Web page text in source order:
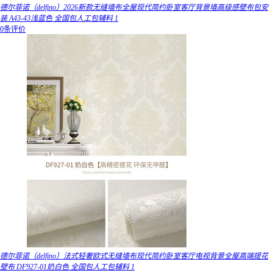
德尔菲诺（delfino）2026新款无缝墙布全屋现代简约卧室客厅背景墙高级感壁布包安
装 A43-43浅蓝色 全国包人工包辅料 1
0条评价
德尔菲诺（delfino）法式轻奢欧式无缝墙布现代简约卧室客厅电视背景全屋高端提花
壁布 DF927-01奶白色 全国包人工包辅料 1